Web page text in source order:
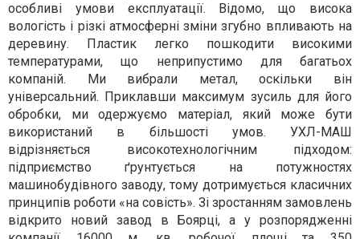
особливі умови експлуатації. Відомо, що висока
вологість і різкі атмосферні зміни згубно впливають на
деревину. Пластик легко пошкодити високими
температурами, що неприпустимо для багатьох
компаній. Ми вибрали метал, оскільки він
універсальний. Приклавши максимум зусиль для його
обробки, ми одержуємо матеріал, який може бути
використаний в більшості умов. УХЛ-МАШ
відрізняється високотехнологічним підходом:
підприємство ґрунтується на потужностях
машинобудівного заводу, тому дотримується класичних
принципів роботи «на совість». Зі зростанням замовлень
відкрито новий завод в Боярці, а у розпорядженні